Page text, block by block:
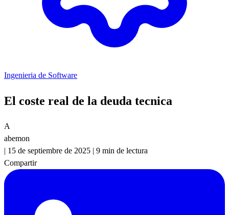
Ingenieria de Software
El coste real de la deuda tecnica
A
abemon
| 15 de septiembre de 2025 | 9 min de lectura
Compartir